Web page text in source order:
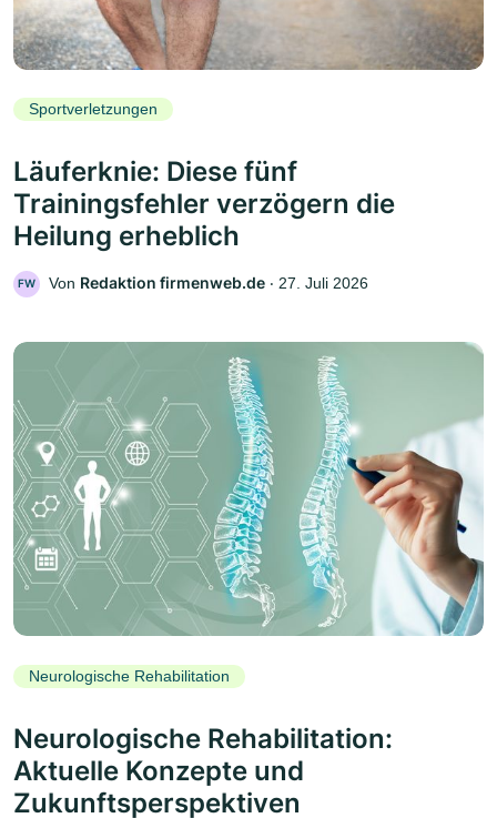
Sportverletzungen
Läuferknie: Diese fünf
Trainingsfehler verzögern die
Heilung erheblich
FW Von Redaktion firmenweb.de ‧ 27. Juli 2026
Neurologische Rehabilitation
Neurologische Rehabilitation:
Aktuelle Konzepte und
Zukunftsperspektiven